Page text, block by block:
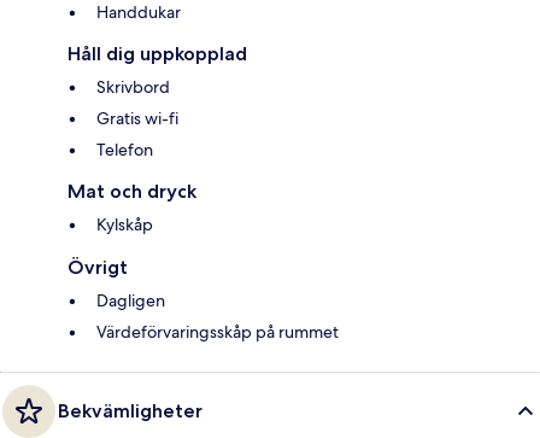
Handdukar
Håll dig uppkopplad
Skrivbord
Gratis wi-fi
Telefon
Mat och dryck
Kylskåp
Övrigt
Dagligen
Värdeförvaringsskåp på rummet
Bekvämligheter